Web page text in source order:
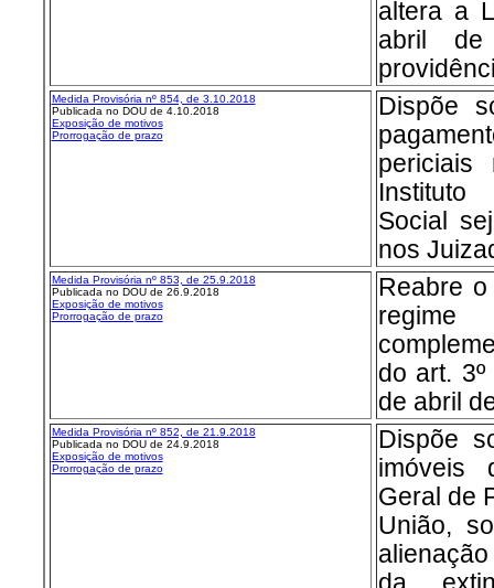
altera a
abril
Medida Provisória nº 854, de 3.10.2018
Publicada no DOU de 4.10.2018
Exposição de motivos
Prorrogação de prazo
Dispõe
Social
nos
Medida Provisória nº 853, de 25.9.2018
Publicada no DOU de 26.9.2018
Exposição de motivos
Prorrogação de prazo
Reabre
do art.
de abril
Medida Provisória nº 852, de 21.9.2018
Publicada no DOU de 24.9.2018
Exposição de motivos
Prorrogação de prazo
Dispõe
imóveis
Geral de
União,